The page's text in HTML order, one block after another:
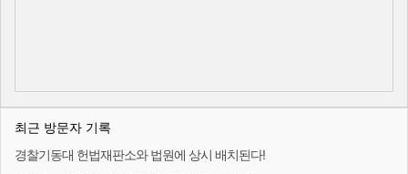
최근 방문자 기록
경찰기동대 헌법재판소와 법원에 상시 배치된다!